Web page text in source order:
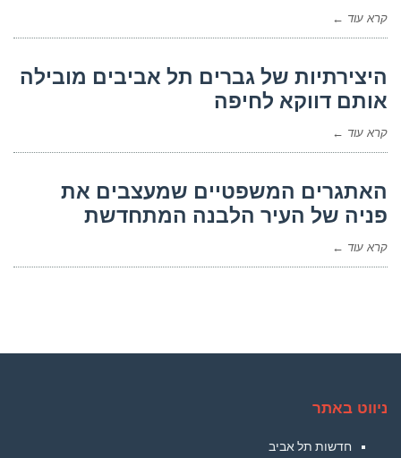
קרא עוד ←
היצירתיות של גברים תל אביבים מובילה
אותם דווקא לחיפה
קרא עוד ←
האתגרים המשפטיים שמעצבים את
פניה של העיר הלבנה המתחדשת
קרא עוד ←
ניווט באתר
חדשות תל אביב